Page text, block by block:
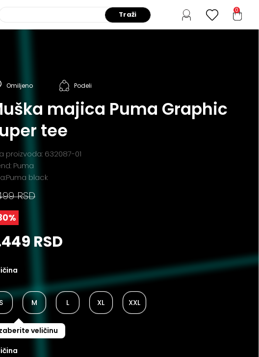
Traži 0
Omiljeno Podeli
majica Puma Graphic
tee
proizvoda: 632087-01
Puma
black
RSD
RSD
M L XL XXL
veličinu